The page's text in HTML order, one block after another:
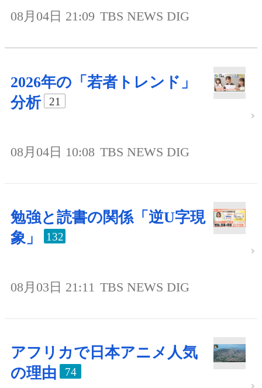
08月04日 21:09 TBS NEWS DIG
2026年の「若者トレンド」
分析
21
08月04日 10:08 TBS NEWS DIG
勉強と読書の関係「逆U字現
象」
132
08月03日 21:11 TBS NEWS DIG
アフリカで日本アニメ人気
の理由
74